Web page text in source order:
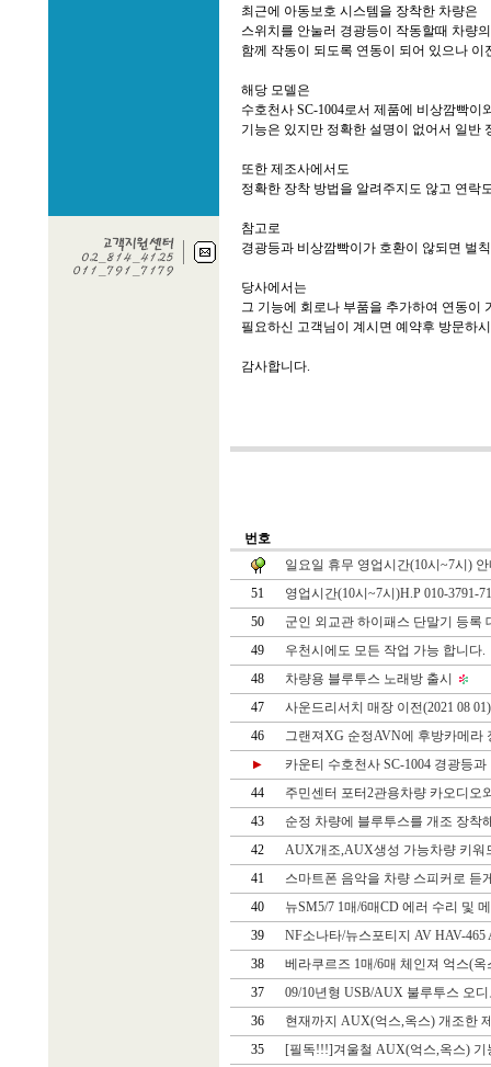
최근에 아동보호 시스템을 장착한 차량은
스위치를 안눌러 경광등이 작동할때 차량
함께 작동이 되도록 연동이 되어 있으나
해당 모델은
수호천사 SC-1004로서 제품에 비상깜빡이
기능은 있지만 정확한 설명이 없어서 일반
또한 제조사에서도
정확한 장착 방법을 알려주지도 않고 연락
참고로
경광등과 비상깜빡이가 호환이 않되면 벌
당사에서는
그 기능에 회로나 부품을 추가하여 연동이
필요하신 고객님이 계시면 예약후 방문하
감사합니다.
번호
일요일 휴무 영업시간(10시~7시)
51
영업시간(10시~7시)H.P 010-3791-
50
군인 외교관 하이패스 단말기 등록
49
우천시에도 모든 작업 가능 합니다.
48
차량용 블루투스 노래방 출시
47
사운드리서치 매장 이전(2021 08
46
그랜져XG 순정AVN에 후방카메라
▶
카운티 수호천사 SC-1004 경광등
44
주민센터 포터2관용차량 카오디오
43
순정 차량에 블루투스를 개조 장착
42
AUX개조,AUX생성 가능차량 키워
41
스마트폰 음악을 차량 스피커로 듣
40
뉴SM5/7 1매/6매CD 에러 수리 및
39
NF소나타/뉴스포티지 AV HAV-
38
베라쿠르즈 1매/6매 체인져 억스(
37
09/10년형 USB/AUX 불루투스 오
36
현재까지 AUX(억스,옥스) 개조한
35
[필독!!!]겨울철 AUX(억스,옥스) 기